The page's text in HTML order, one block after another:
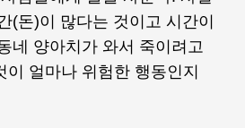
(돈)이 많다는 것이고 시간이
네 양아치가 와서 죽이려고
얼마나 위험한 행동인지